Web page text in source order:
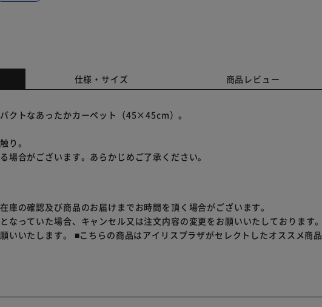
仕様・サイズ 商品レビュー
クトなあったかカーペット（45×45cm）。
り。
合がございます。あらかじめご了承ください。
の確認及び商品のお届けまでお時間を頂く場合がございます。
なっていた場合、キャンセル又は注文内容の変更をお願いいたしております。
いいたします。 ■こちらの商品はアイリスプラザがセレクトしたオススメ商品